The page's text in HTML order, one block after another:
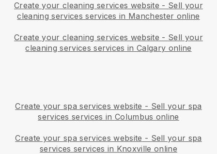
Create your cleaning services website - Sell your
cleaning services services in Manchester online
Create your cleaning services website - Sell your
cleaning services services in Calgary online
Create your spa services website - Sell your spa
services services in Columbus online
Create your spa services website - Sell your spa
services services in Knoxville online